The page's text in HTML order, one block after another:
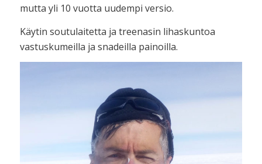
mutta yli 10 vuotta uudempi versio.
Käytin soutulaitetta ja treenasin lihaskuntoa
vastuskumeilla ja snadeilla painoilla.